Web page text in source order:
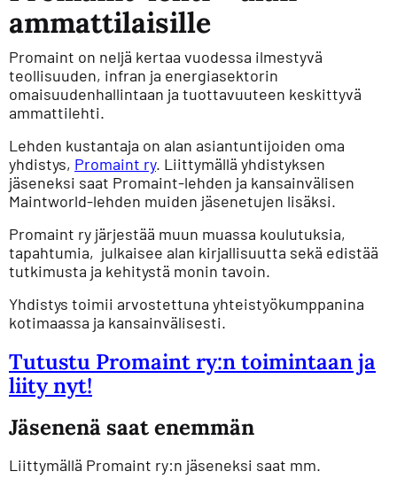
ammattilaisille
Promaint on neljä kertaa vuodessa ilmestyvä
teollisuuden, infran ja energiasektorin
omaisuudenhallintaan ja tuottavuuteen keskittyvä
ammattilehti.
Lehden kustantaja on alan asiantuntijoiden oma
yhdistys, Promaint ry. Liittymällä yhdistyksen
jäseneksi saat Promaint-lehden ja kansainvälisen
Maintworld-lehden muiden jäsenetujen lisäksi.
Promaint ry järjestää muun muassa koulutuksia,
tapahtumia, julkaisee alan kirjallisuutta sekä edistää
tutkimusta ja kehitystä monin tavoin.
Yhdistys toimii arvostettuna yhteistyökumppanina
kotimaassa ja kansainvälisesti.
Tutustu Promaint ry:n toimintaan ja
liity nyt!
Jäsenenä saat enemmän
Liittymällä Promaint ry:n jäseneksi saat mm.